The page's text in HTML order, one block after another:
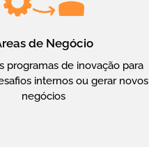
de Negócio
programas de inovação para
internos ou gerar novos
negócios